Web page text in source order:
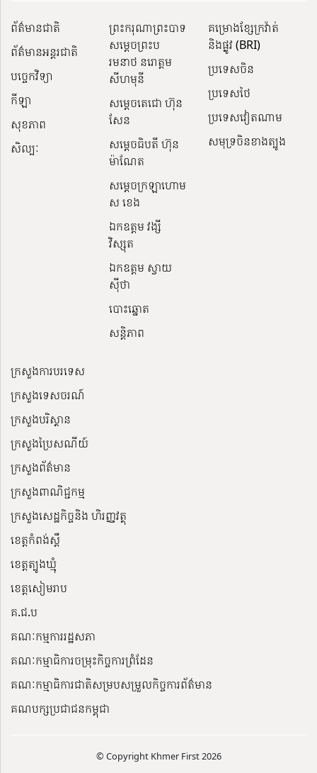
ព័ត៌មានជាតិ
ព័ត៌មានអន្តរជាតិ
បច្ចេកវិទ្យា
កីឡា
សុខភាព
សិល្បៈ
ព្រះករុណាព្រះបាទ
សម្តេចព្រះប
រមនាថ នរោត្តម
សីហមុនី
សម្តេចតេជោ ហ៊ុន
សែន
សម្ដេចធិបតី ហ៊ុន
ម៉ាណែត
សម្ដេចក្រឡាហោម
ស ខេង
ឯកឧត្តម វង្សី
វិស្សុត
ឯកឧត្តម ស្វាយ
ស៊ីថា
បោះឆ្នោត
សន្តិភាព
គម្រោងខ្សែក្រវ៉ាត់
និងផ្លូវ (BRI)
ប្រទេសចិន
ប្រទេសថៃ
ប្រទេសវៀតណាម
សមុទ្រចិនខាងត្បូង
ក្រសួងការបរទេស
ក្រសួងទេសចរណ៍
ក្រសួងបរិស្ថាន
ក្រសួងប្រៃសណីយ៍
ក្រសួងព័ត៌មាន
ក្រសួងពាណិជ្ជកម្ម
ក្រសួងសេដ្ឋកិច្ចនិង ហិរញ្ញវត្ថុ
ខេត្តកំពង់ស្ពឺ
ខេត្តត្បូងឃ្មុំ
ខេត្តសៀមរាប
គ.ជ.ប
គណៈកម្មការរដ្ឋសភា
គណៈកម្មាធិការចម្រុះកិច្ចការព្រំដែន
គណៈកម្មាធិការជាតិសម្របសម្រួលកិច្ចការព័ត៌មាន
គណបក្សប្រជាជនកម្ពុជា
© Copyright Khmer First 2026